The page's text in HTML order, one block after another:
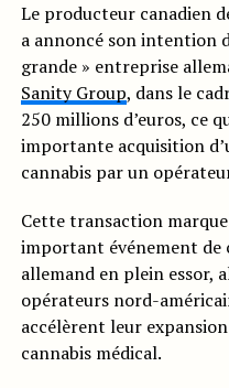
Le producteur canadien
a annoncé son intention
grande » entreprise
Sanity Group, dans le
250 millions d’euros, ce
importante acquisition
cannabis par un
Cette transaction
important événement de
allemand en plein essor,
opérateurs nord-
accélèrent leur
cannabis médical.